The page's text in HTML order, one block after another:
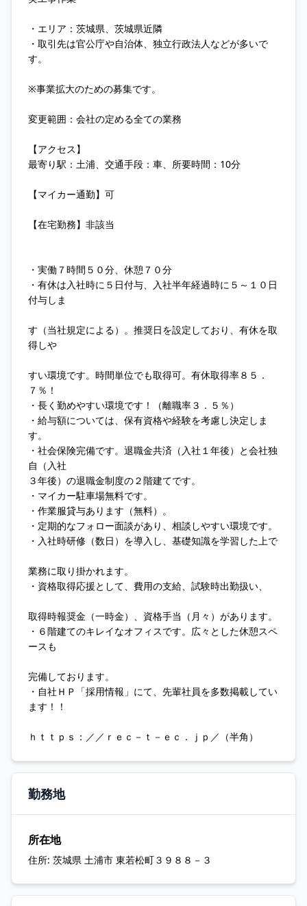
・エリア：茨城県、茨城県近隣
・取引先は官公庁や自治体、独立行政法人などが多いで
す。
※事業拡大のための募集です。
変更範囲：会社の定める全ての業務
【アクセス】
最寄り駅：土浦、交通手段：車、所要時間：10分
【マイカー通勤】可
【在宅勤務】非該当
・実働７時間５０分、休憩７０分
・有休は入社時に５日付与、入社半年経過時に５～１０日
付与しま
す（当社規定による）。推奨日を設定しており、有休を取
得しや
すい環境です。時間単位でも取得可。有休取得率８５．
７％！
・長く勤めやすい環境です！（離職率３．５％）
・給与額については、保有資格や経験を考慮し決定しま
す。
・社会保険完備です。退職金共済（入社１年後）と会社独
自（入社
３年後）の退職金制度の２階建てです。
・マイカー駐車場無料です。
・作業服貸与あります（無料）。
・定期的なフォロー面談があり、相談しやすい環境です。
・入社時研修（数日）を導入し、基礎知識を学習した上で
業務に取り掛かれます。
・資格取得応援として、費用の支給、試験時出勤扱い、
取得時報奨金（一時金）、資格手当（月々）があります。
・６階建てのキレイなオフィスです。広々とした休憩スペ
ースも
完備しております。
・自社ＨＰ「採用情報」にて、先輩社員を多数掲載してい
ます！！
ｈｔｔｐｓ：／／ｒｅｃ－ｔ－ｅｃ．ｊｐ／（半角）
勤務地
所在地
住所: 茨城県 土浦市 東若松町３９８８－３